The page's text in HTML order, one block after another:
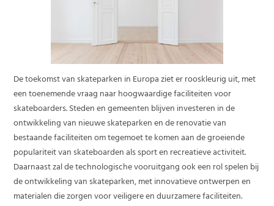
De toekomst van skateparken in Europa ziet er rooskleurig uit, met
een toenemende vraag naar hoogwaardige faciliteiten voor
skateboarders. Steden en gemeenten blijven investeren in de
ontwikkeling van nieuwe skateparken en de renovatie van
bestaande faciliteiten om tegemoet te komen aan de groeiende
populariteit van skateboarden als sport en recreatieve activiteit.
Daarnaast zal de technologische vooruitgang ook een rol spelen bij
de ontwikkeling van skateparken, met innovatieve ontwerpen en
materialen die zorgen voor veiligere en duurzamere faciliteiten.